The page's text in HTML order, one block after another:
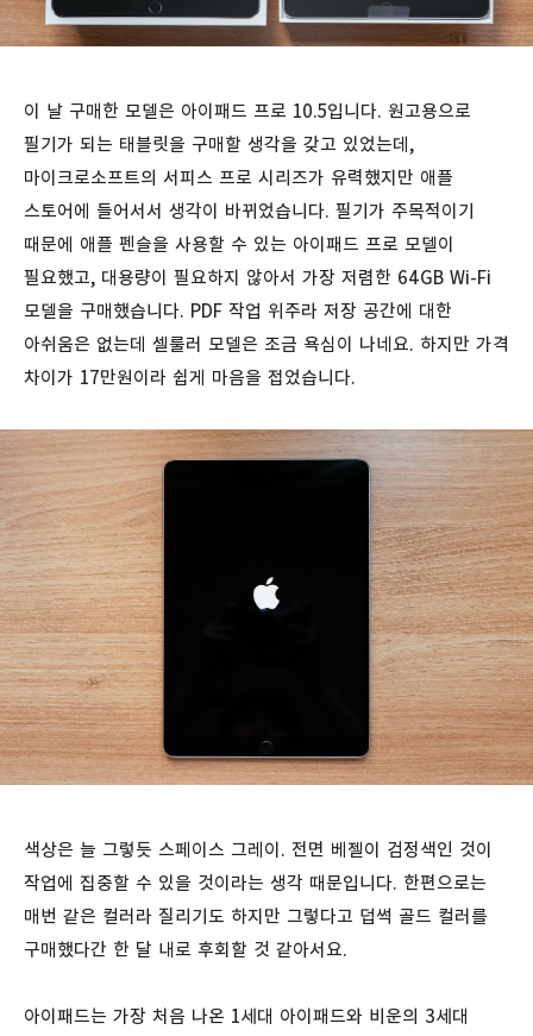
이 날 구매한 모델은 아이패드 프로 10.5입니다. 원고용으로
필기가 되는 태블릿을 구매할 생각을 갖고 있었는데,
마이크로소프트의 서피스 프로 시리즈가 유력했지만 애플
스토어에 들어서서 생각이 바뀌었습니다. 필기가 주목적이기
때문에 애플 펜슬을 사용할 수 있는 아이패드 프로 모델이
필요했고, 대용량이 필요하지 않아서 가장 저렴한 64GB Wi-Fi
모델을 구매했습니다. PDF 작업 위주라 저장 공간에 대한
아쉬움은 없는데 셀룰러 모델은 조금 욕심이 나네요. 하지만 가격
차이가 17만원이라 쉽게 마음을 접었습니다.
색상은 늘 그렇듯 스페이스 그레이. 전면 베젤이 검정색인 것이
작업에 집중할 수 있을 것이라는 생각 때문입니다. 한편으로는
매번 같은 컬러라 질리기도 하지만 그렇다고 덥썩 골드 컬러를
구매했다간 한 달 내로 후회할 것 같아서요.
아이패드는 가장 처음 나온 1세대 아이패드와 비운의 3세대